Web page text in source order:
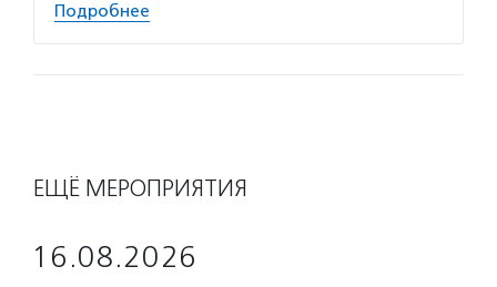
Подробнее
ЕЩЁ МЕРОПРИЯТИЯ
16.08.2026